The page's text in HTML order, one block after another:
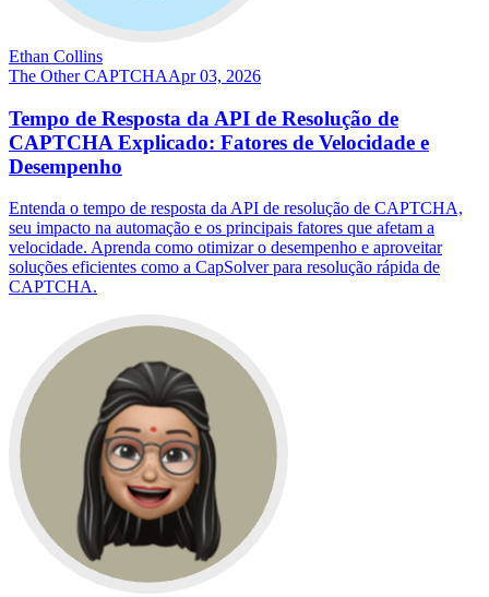
Ethan Collins
The Other CAPTCHAApr 03, 2026
Tempo de Resposta da API de Resolução de
CAPTCHA Explicado: Fatores de Velocidade e
Desempenho
Entenda o tempo de resposta da API de resolução de CAPTCHA,
seu impacto na automação e os principais fatores que afetam a
velocidade. Aprenda como otimizar o desempenho e aproveitar
soluções eficientes como a CapSolver para resolução rápida de
CAPTCHA.